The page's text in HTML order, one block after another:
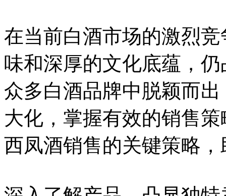
在当前白酒市场的激烈
味和深厚的文化底蕴，
众多白酒品牌中脱颖而
大化，掌握有效的销售
西凤酒销售的关键策略